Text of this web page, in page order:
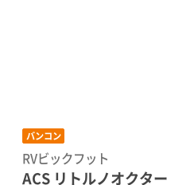
バンコン
RVビックフット
ACS リトルノオクター